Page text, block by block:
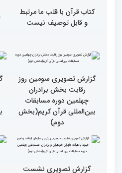
اصحاب رسانه درچهلمین
دوره مسابقات بین المللی
قران کریم (بخش اول)
کتاب قرآن با قلب ما مرتبط
و قابل توصیف نیست